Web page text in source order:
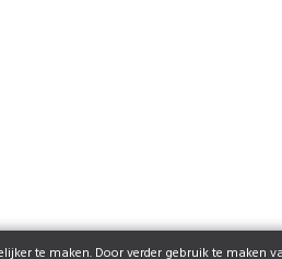
te maken. Door verder gebruik te maken